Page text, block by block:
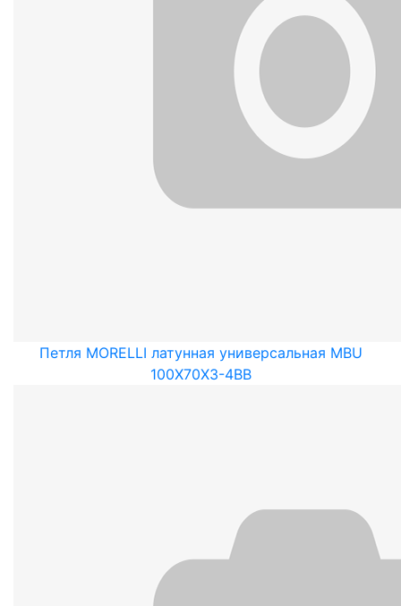
Петля MORELLI латунная универсальная MBU
100X70X3-4BB